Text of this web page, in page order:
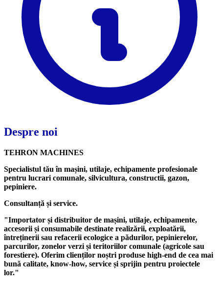
Despre noi
TEHRON MACHINES
Specialistul tău în mașini, utilaje, echipamente profesionale
pentru lucrari comunale, silvicultura, constructii, gazon,
pepiniere.
Consultanță și service.
"Importator și distribuitor de mașini, utilaje, echipamente,
accesorii și consumabile destinate realizării, exploatării,
întreținerii sau refacerii ecologice a pădurilor, pepinierelor,
parcurilor, zonelor verzi și teritoriilor comunale (agricole sau
forestiere). Oferim clienților noștri produse high-end de cea mai
bună calitate, know-how, service și sprijin pentru proiectele
lor."